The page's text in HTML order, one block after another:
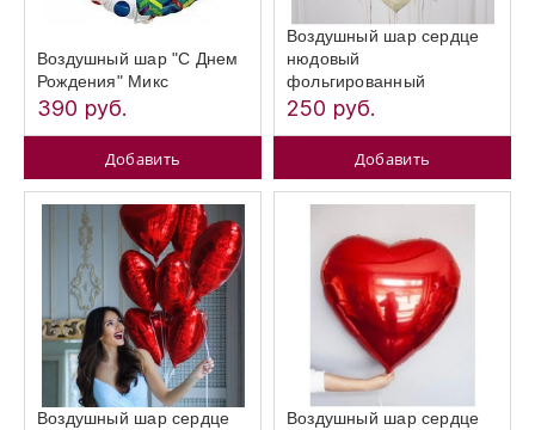
Воздушный шар "С Днем
Рождения" Микс
390 руб.
Добавить
Воздушный шар сердце
нюдовый
фольгированный
250 руб.
Добавить
Воздушный шар сердце Воздушный шар сердце